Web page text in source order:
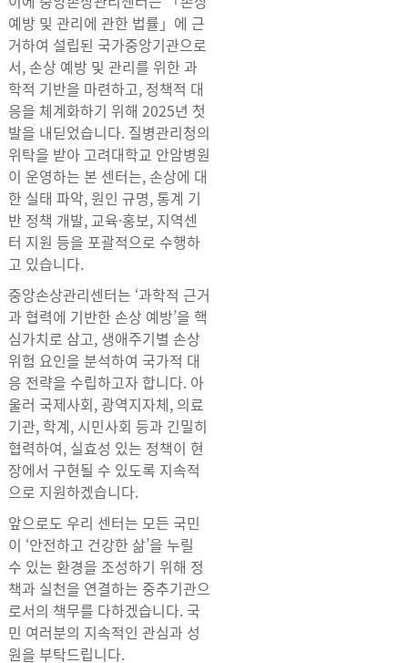
예방 및 관리에 관한 법률」에 근
거하여 설립된 국가중앙기관으로
서, 손상 예방 및 관리를 위한 과
학적 기반을 마련하고, 정책적 대
응을 체계화하기 위해 2025년 첫
발을 내딛었습니다. 질병관리청의
위탁을 받아 고려대학교 안암병원
이 운영하는 본 센터는, 손상에 대
한 실태 파악, 원인 규명, 통계 기
반 정책 개발, 교육·홍보, 지역센
터 지원 등을 포괄적으로 수행하
고 있습니다.
중앙손상관리센터는 ‘과학적 근거
과 협력에 기반한 손상 예방’을 핵
심가치로 삼고, 생애주기별 손상
위험 요인을 분석하여 국가적 대
응 전략을 수립하고자 합니다. 아
울러 국제사회, 광역지자체, 의료
기관, 학계, 시민사회 등과 긴밀히
협력하여, 실효성 있는 정책이 현
장에서 구현될 수 있도록 지속적
으로 지원하겠습니다.
앞으로도 우리 센터는 모든 국민
이 ‘안전하고 건강한 삶’을 누릴
수 있는 환경을 조성하기 위해 정
책과 실천을 연결하는 중추기관으
로서의 책무를 다하겠습니다. 국
민 여러분의 지속적인 관심과 성
원을 부탁드립니다.